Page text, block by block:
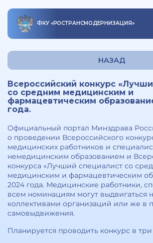
ФКУ «РОСТРАНСМОДЕРНИЗАЦИЯ»
НАЗАД
Всероссийский конкурс
со средним медицинским и
фармацевтическим
года.
Официальный портал Минздрава
о проведении Всероссийского
медицинских работников и
немедицинским образованием и
конкурса «Лучший специалист со
медицинским и фармацевтическим
2024 года. Медицинские работники,
всем номинациям могут выдвигаться
коллективами организаций или же в
самовыдвижения.
Планируется проводить конкурс в три